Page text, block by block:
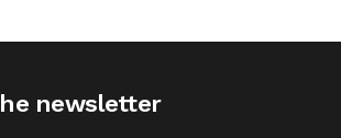
newsletter